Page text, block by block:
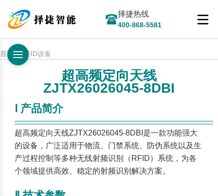
择捷热线
400-868-5581
首页 > RFID设备
超高频定向天线
ZJTX26026045-8DBI
Ⅰ 产品简介
————————————————————————
超高频定向天线ZJTX26026045-8DBI是一款功能强大
的设备，广泛适用于物流、门禁系统、防伪系统以及生
产过程控制等多种无线射频识别（RFID）系统，为各
个领域提供高效、稳定的射频识别解决方案。